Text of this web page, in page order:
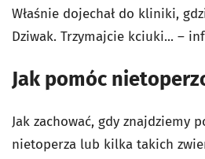
Właśnie dojechał do kliniki,
Dziwak. Trzymajcie kciuki... –
Jak pomóc
Jak zachować, gdy znajdziemy
nietoperza lub kilka takich